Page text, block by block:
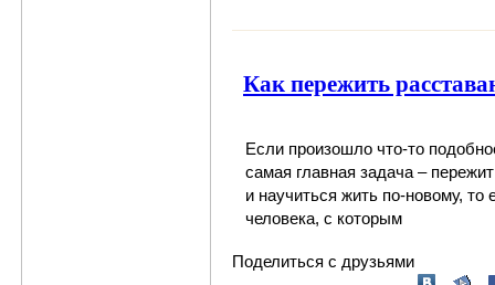
Как пережить
Если произошло что-то
самая главная задача –
и научиться жить по-новому, то
человека, с которым
Поделиться с друзьями